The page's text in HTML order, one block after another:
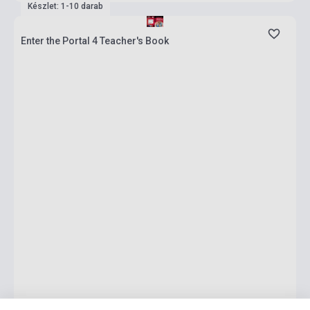
Készlet: 1-10 darab
Enter the Portal 4 Teacher's Book